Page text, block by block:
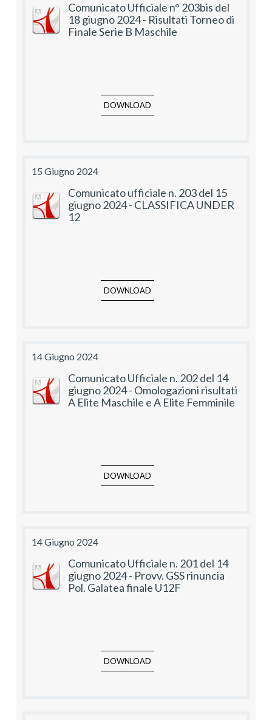
Comunicato Ufficiale n° 203bis del
18 giugno 2024 - Risultati Torneo di
Finale Serie B Maschile
DOWNLOAD
15 Giugno 2024
Comunicato ufficiale n. 203 del 15
giugno 2024 - CLASSIFICA UNDER
12
DOWNLOAD
14 Giugno 2024
Comunicato Ufficiale n. 202 del 14
giugno 2024 - Omologazioni risultati
A Elite Maschile e A Elite Femminile
DOWNLOAD
14 Giugno 2024
Comunicato Ufficiale n. 201 del 14
giugno 2024 - Provv. GSS rinuncia
Pol. Galatea finale U12F
DOWNLOAD